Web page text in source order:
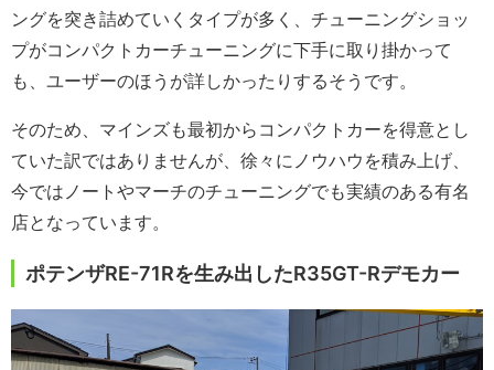
ングを突き詰めていくタイプが多く、チューニングショッ
プがコンパクトカーチューニングに下手に取り掛かって
も、ユーザーのほうが詳しかったりするそうです。
そのため、マインズも最初からコンパクトカーを得意とし
ていた訳ではありませんが、徐々にノウハウを積み上げ、
今ではノートやマーチのチューニングでも実績のある有名
店となっています。
ポテンザRE-71Rを生み出したR35GT-Rデモカー